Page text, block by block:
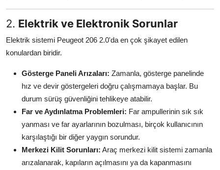
2. Elektrik ve Elektronik Sorunlar
Elektrik sistemi Peugeot 206 2.0'da en çok şikayet edilen
konulardan biridir.
Gösterge Paneli Arızaları: Zamanla, gösterge panelinde
hız ve devir göstergeleri doğru çalışmamaya başlar. Bu
durum sürüş güvenliğini tehlikeye atabilir.
Far ve Aydınlatma Problemleri: Far ampullerinin sık sık
yanması ve far ayarlarının bozulması, birçok kullanıcının
karşılaştığı bir diğer yaygın sorundur.
Merkezi Kilit Sorunları: Araç merkezi kilit sistemi zamanla
arızalanarak, kapıların açılmasını ya da kapanmasını